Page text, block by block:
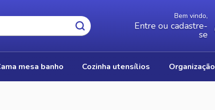
Bem vindo,
Entre ou cadastre-
se
cama mesa banho cozinha utensílios organização